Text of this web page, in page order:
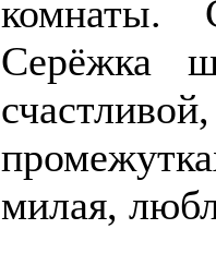
комнаты.
Серёжка
милая,